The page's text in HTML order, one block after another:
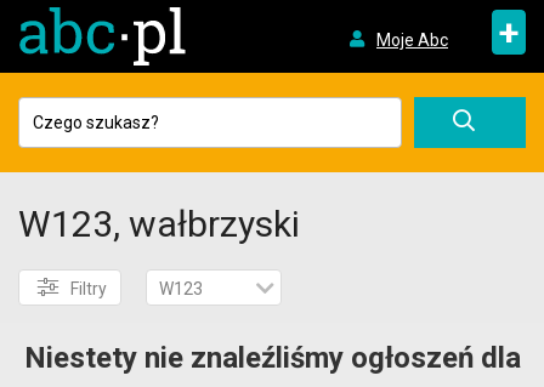
Moje Abc +
W123, wałbrzyski
Filtry W123
Niestety nie znaleźliśmy ogłoszeń dla